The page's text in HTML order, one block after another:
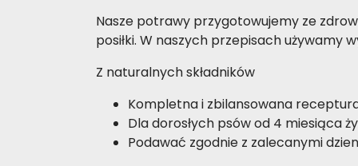
Nasze potrawy przygotowujemy ze
posiłki. W naszych przepisach używamy
Z naturalnych składników
Kompletna i zbilansowana
Dla dorosłych psów od 4 miesiąca
Podawać zgodnie z zalecanymi